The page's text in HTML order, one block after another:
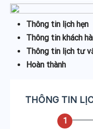
Thông tin lịch hẹn
Thông tin khách
Thông tin lịch tư
Hoàn thành
THÔNG TIN
1